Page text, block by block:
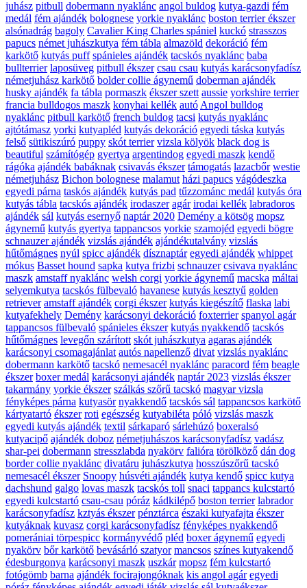
juhász pitbull dobermann nyaklánc angol buldog kutya-gazdi fém
medál fém ajándék bolognese yorkie nyaklánc boston terrier ékszer
alsónadrág bagoly Cavalier King Charles spániel kuckó strasszos
papucs német juhászkutya fém tábla almazöld dekoráció fém
karkötő kutyás puff spánieles ajándék tacskós nyaklánc baba
bullterrier laposüveg pitbull ékszer csau csau kutyás karácsonyfadísz
németjuhász karkötő bolder collie ágynemű doberman ajándék
husky ajándék fa tábla pormaszk ékszer szett aussie yorkshire terrier
francia bulldogos maszk konyhai kellék autó Angol bulldog
nyaklánc pitbull karkötő french buldog tacsi kutyás nyaklánc
ajtótámasz yorki kutyapléd kutyás dekoráció egyedi táska kutyás
felső sütikiszúró puppy skót terrier vizsla kölyök black dog is
beautiful számítógép gyertya argentindog egyedi maszk kendő
rágóka ajándék babáknak csivavás ékszer támogatás lazacbőr westie
németjuhász Bichon bolognese malamut házi papucs vágódeszka
egyedi párna taskós ajándék kutyás pad tűzzománc medál kutyás óra
kutyás tábla tacskós ajándék irodaszer agár irodai kellék labradoros
ajándék sál kutyás esernyő naptár 2020 Demény a kötsög mopsz
ágynemű kutyás gyertya tappancsos yorkie szamojéd egyedi bögre
schnauzer ajándék vizslás ajándék ajándékutalvány vizslás
hűtőmágnes nyúl spicc ajándék dísznaptár egyedi ajándék whippet
mókus Basset hound sapka kutya frizbi schnauzer csivava nyaklánc
maszk amstaff nyaklánc welsh corgi yorkie ágynemű macska máltai
selyemkutya tacskós fülbevaló havanese kutyás kesztyű golden
retriever amstaff ajándék corgi ékszer kutyás kiegészítő flaska labi
kutyafekhely Demény karácsonyi dekoráció foxterrier spanyol agár
tappancsos fülbevaló spánieles ékszer kutyás nyakkendő tacskós
hűtőmágnes levegőn szárított skót juhászkutya agaras ajándék
karácsonyi csomagajánlat autós napellenző divat vizslás nyaklánc
dobermann karkötő tacskó nemesacél nyaklánc paracord fém beagle
ékszer boxer medál karácsonyi ajándék naptár 2023 vizslás ékszer
takarmány yorkie ékszer szálkás szőrű tacskó magyar vizsla
fényképes párna kutyasör nyakkendő tacskós sál tappancsos karkötő
kártyatartó ékszer roti egészség kutyabiléta póló vizslás maszk
egyedi kutyás ajándék textil sárkaparó sárlehúzó boxeralsó
kutyacipő ajándék doboz németjuhászos karácsonyfadísz vadász
shar-pei dobermann stresszlabda nyakörv falióra törölköző dán dog
border collie nyaklánc divatáru juhászkutya hosszúszőrű tacskó
nemesacél ékszer Snoopy húsvéti ajándék kutya kendő spicc kutya
dachshund galgo lovas maszk tacskós toll snaci tappancs kulcstartó
egyedi kulcstartó csau-csau póráz kádkilépő boston terrier labrador
karácsonyfadísz kztyás ékszer pénztárca északi kutyafajta ékszer
kutyáknak kuvasz corgi karácsonyfadísz fényképes nyakkendő
pomerániai törpespicc kormányvédő pléd boxer ágynemű egyedi
nyakörv bőr karkötő bevásárló szatyor mancsos színes kutyakendő
édesburgonya karácsonyi maszk uszkár mopsz fém kulcstartó
fotógömb barna ajándék focirajongóknak kis angol agár egyedi